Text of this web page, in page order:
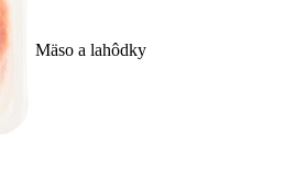
Mäso a lahôdky